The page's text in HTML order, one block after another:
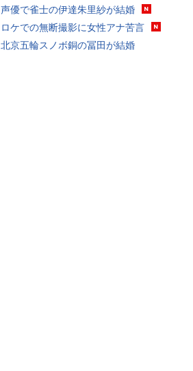
声優で雀士の伊達朱里紗が結婚
ロケでの無断撮影に女性アナ苦言
北京五輪スノボ銅の冨田が結婚